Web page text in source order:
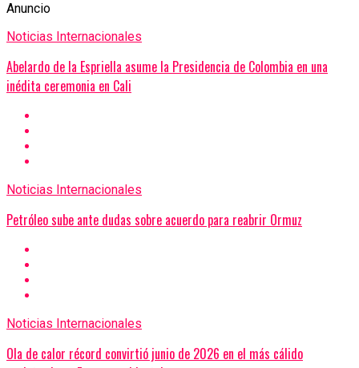
Anuncio
Noticias Internacionales
Abelardo de la Espriella asume la Presidencia de Colombia en una
inédita ceremonia en Cali
Noticias Internacionales
Petróleo sube ante dudas sobre acuerdo para reabrir Ormuz
Noticias Internacionales
Ola de calor récord convirtió junio de 2026 en el más cálido